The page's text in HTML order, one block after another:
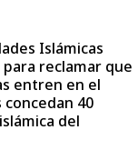
Islámicas
reclamar que
entren en el
40
del